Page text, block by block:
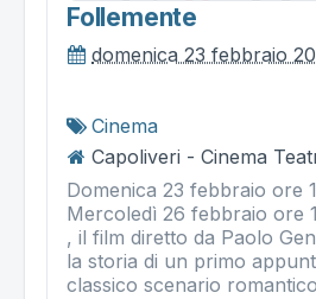
Follemente
domenica 23 febbraio
Cinema
Capoliveri - Cinema
Domenica 23 febbraio ore
Mercoledì 26 febbraio ore
, il film diretto da Paolo
la storia di un primo
classico scenario